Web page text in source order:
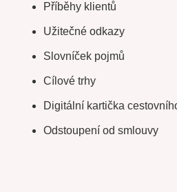
Příběhy klientů
Užitečné odkazy
Slovníček pojmů
Cílové trhy
Digitální kartička
Odstoupení od smlouvy